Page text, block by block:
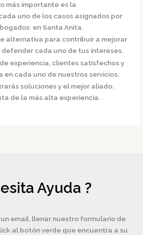
más importante es la
uno de los casos asignados por
en Santa Anita.
alternativa para contribuir a mejorar
cada uno de tus intereses.
experiencia, clientes satisfechos y
en cada uno de nuestros servicios.
soluciones y el mejor aliado.
de la más alta experiencia.
Ayuda ?
email, llenar nuestro formulario de
al botón verde que encuentra a su